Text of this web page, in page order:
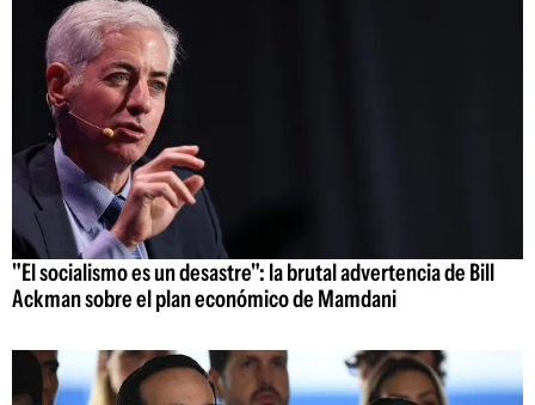
"El socialismo es un desastre": la brutal advertencia de Bill
Ackman sobre el plan económico de Mamdani